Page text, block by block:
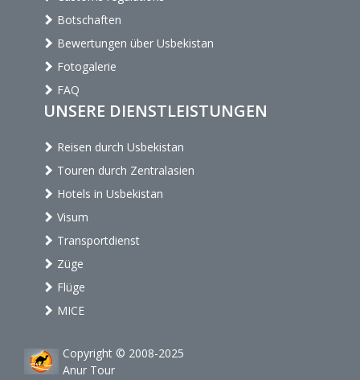
Botschaften
Bewertungen über Usbekistan
Fotogalerie
FAQ
UNSERE DIENSTLEISTUNGEN
Reisen durch Usbekistan
Touren durch Zentralasien
Hotels in Usbekistan
Visum
Transportdienst
Züge
Flüge
MICE
Copyright © 2008-2025
Anur Tour